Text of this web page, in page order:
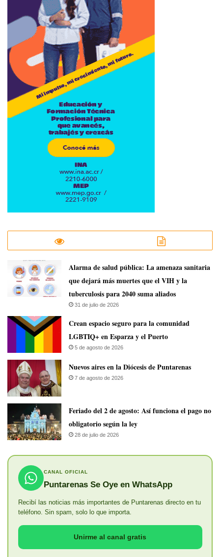
​Alarma de salud pública: La amenaza sanitaria
que dejará más muertes que el VIH y la
tuberculosis para 2040 suma aliados
31 de julio de 2026
Crean espacio seguro para la comunidad
LGBTIQ+ en Esparza y el Puerto
5 de agosto de 2026
​Nuevos aires en la Diócesis de Puntarenas
7 de agosto de 2026
Feriado del 2 de agosto: Así funciona el pago no
obligatorio según la ley
28 de julio de 2026
CANAL OFICIAL
Puntarenas Se Oye en WhatsApp
Recibí las noticias más importantes de Puntarenas directo en tu
teléfono. Sin spam, solo lo que importa.
Unirme al canal gratis